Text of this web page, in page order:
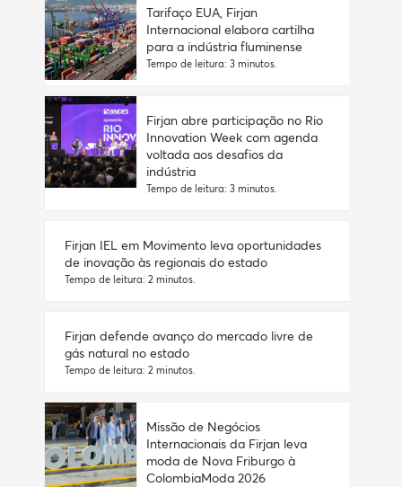
Tarifaço EUA, Firjan
Internacional elabora cartilha
para a indústria fluminense
Tempo de leitura: 3 minutos.
Firjan abre participação no Rio
Innovation Week com agenda
voltada aos desafios da
indústria
Tempo de leitura: 3 minutos.
Firjan IEL em Movimento leva oportunidades
de inovação às regionais do estado
Tempo de leitura: 2 minutos.
Firjan defende avanço do mercado livre de
gás natural no estado
Tempo de leitura: 2 minutos.
Missão de Negócios
Internacionais da Firjan leva
moda de Nova Friburgo à
ColombiaModa 2026